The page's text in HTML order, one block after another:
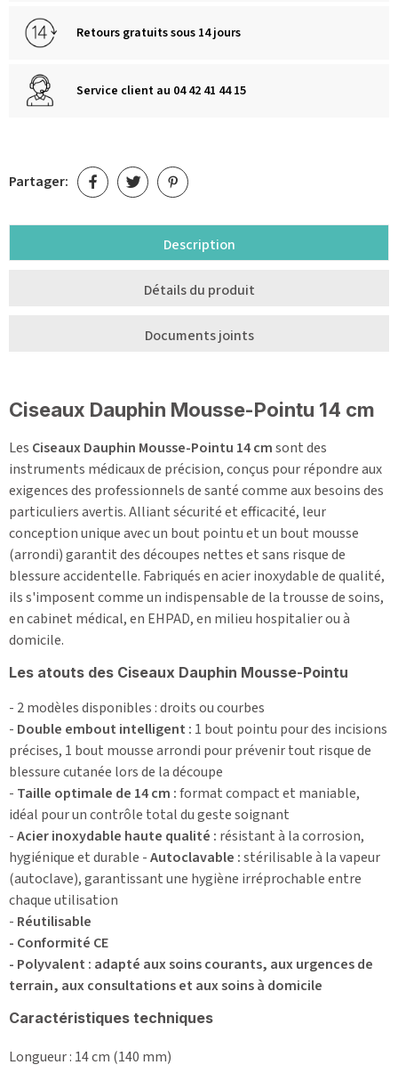
Retours gratuits sous 14 jours
Service client au 04 42 41 44 15
Partager:
Description
Détails du produit
Documents joints
Ciseaux Dauphin Mousse-Pointu 14 cm
Les Ciseaux Dauphin Mousse-Pointu 14 cmsont des
instruments médicaux de précision, conçus pour répondre aux
exigences des professionnels de santé comme aux besoins des
particuliers avertis. Alliant sécurité et efficacité, leur
conception unique avec un bout pointu et un bout mousse
(arrondi) garantit des découpes nettes et sans risque de
blessure accidentelle. Fabriqués en acier inoxydable de qualité,
ils s'imposent comme un indispensable de la trousse de soins,
en cabinet médical, en EHPAD, en milieu hospitalier ou à
domicile.
Les atouts des Ciseaux Dauphin Mousse-Pointu
- 2 modèles disponibles : droits ou courbes
- Double embout intelligent : 1 bout pointu pour des incisions
précises, 1 bout mousse arrondi pour prévenir tout risque de
blessure cutanée lors de la découpe
- Taille optimale de 14 cm :format compact et maniable,
idéal pour un contrôle total du geste soignant
-Acier inoxydable haute qualité : résistant à la corrosion,
hygiénique et durable -Autoclavable :stérilisable à la vapeur
(autoclave), garantissant une hygiène irréprochable entre
chaque utilisation
- Réutilisable
- Conformité CE
- Polyvalent : adapté aux soins courants, aux urgences de
terrain, aux consultations et aux soins à domicile
Caractéristiques techniques
Longueur : 14 cm (140 mm)